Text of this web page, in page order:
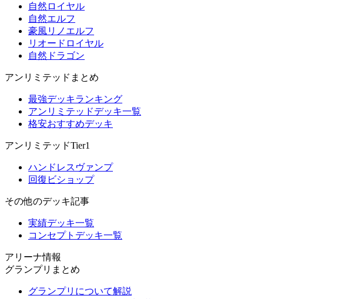
自然ロイヤル
自然エルフ
豪風リノエルフ
リオードロイヤル
自然ドラゴン
アンリミテッドまとめ
最強デッキランキング
アンリミテッドデッキ一覧
格安おすすめデッキ
アンリミテッドTier1
ハンドレスヴァンプ
回復ビショップ
その他のデッキ記事
実績デッキ一覧
コンセプトデッキ一覧
アリーナ情報
グランプリまとめ
グランプリについて解説